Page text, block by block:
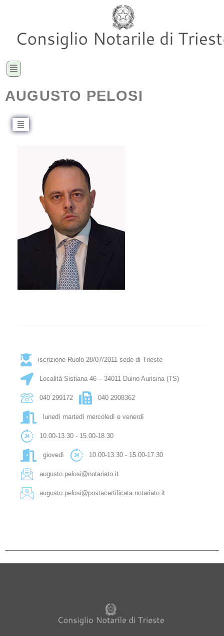
AUGUSTO PELOSI
iscrizione Ruolo 28/07/2011 sede di Trieste
Località Sistiana 46 – 34011 Duino Aurisina (TS)
040 299172 040 2908362
lunedì martedì mercoledì e venerdì
10.00-13.30 - 15.00-18.30
giovedì 10.00-13.30 - 15.00-17.30
augusto.pelosi@notariato.it
augusto.pelosi@postacertificata.notariato.it